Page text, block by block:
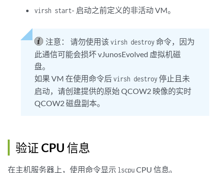
virsh start- 启动之前定义的非活动 VM。
注意： 请勿使用该virsh destroy命令，因为
此通信可能会损坏 vJunosEvolved 虚拟机磁
盘。
如果 VM 在使用命令后virsh destroy停止且未
启动，请创建提供的原始 QCOW2 映像的实时
QCOW2 磁盘副本。
验证 CPU 信息
在主机服务器上，使用命令显示 lscpuCPU 信息。